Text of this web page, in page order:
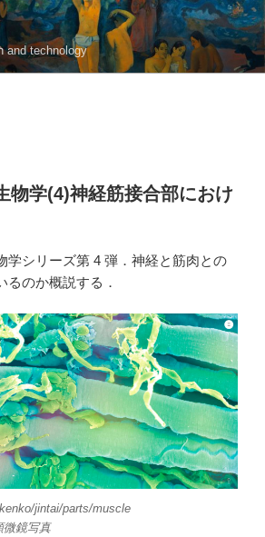
and technology
物学(4)神経筋接合部におけ
シリーズ第 4 弾．神経と筋肉との
るのか概説する．
jintai/parts/muscle
微鏡写真